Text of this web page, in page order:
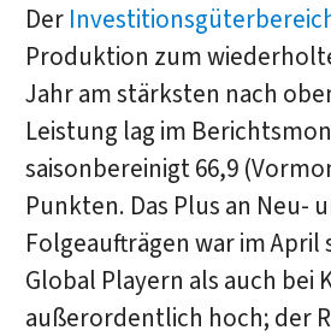
Der
Produktion zum
Jahr am stärksten nach
Leistung lag im
saisonbereinigt 66,9
Punkten. Das Plus an Neu-
Folgeaufträgen war im April
Global Playern als auch bei
außerordentlich hoch; der